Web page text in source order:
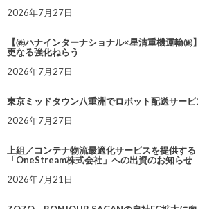
2026年7月27日
【㈱ハナインターナショナル×星清重機運輸
更なる強化ねらう
2026年7月27日
東京ミッドタウン八重洲でロボット配送サー
2026年7月27日
上組／コンテナ物流最適化サービスを提供す
「OneStream株式会社」への出資のお知らせ
2026年7月21日